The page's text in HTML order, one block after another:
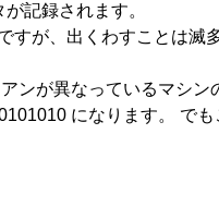
記録されます。
が、出くわすことは滅
ンが異なっているマシ
になります。 で